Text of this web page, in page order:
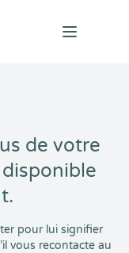
Open
de votre
pour lui signifier
vous recontacte au